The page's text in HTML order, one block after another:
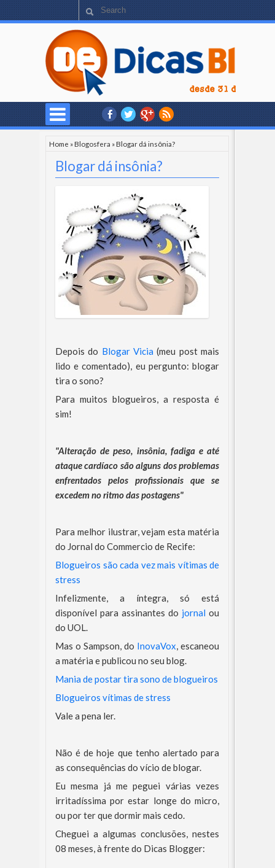
Home »Blogosfera »Blogar dá insônia?
Blogar dá insônia?
Depois do Blogar Vicia (meu post mais
lido e comentado), eu pergunto: blogar
tira o sono?
Para muitos blogueiros, a resposta é
sim!
"Alteração de peso, insônia, fadiga e até
ataque cardíaco são alguns dos problemas
enfrentados pelos profissionais que se
excedem no ritmo das postagens"
Para melhor ilustrar, vejam esta matéria
do Jornal do Commercio de Recife:
Blogueiros são cada vez mais vítimas de
stress
Infelizmente, a íntegra, só está
disponível para assinantes do jornal ou
do UOL.
Mas o Sampson, do InovaVox, escaneou
a matéria e publicou no seu blog.
Mania de postar tira sono de blogueiros
Blogueiros vítimas de stress
Vale a pena ler.
Não é de hoje que tenho alertado para
as consequências do vício de blogar.
Eu mesma já me peguei várias vezes
irritadíssima por estar longe do micro,
ou por ter que dormir mais cedo.
Cheguei a algumas conclusões, nestes
08 meses, à frente do Dicas Blogger: